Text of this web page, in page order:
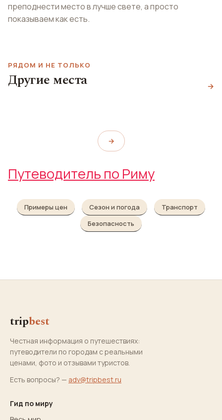
преподнести место в лучше свете, а просто
показываем как есть.
РЯДОМ И НЕ ТОЛЬКО
Другие места →
Площадь Торре-
Арджентина
Купол собора Святого
→
Путеводитель по Риму
Примеры цен Сезон и погода
Транспорт
Безопасность
tripbest
Честная информация о путешествиях:
путеводители по городам с реальными
ценами, фото и отзывами туристов.
Есть вопросы? — adv@tripbest.ru
Гид по миру